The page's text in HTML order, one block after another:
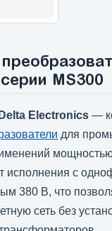
MS300
Delta Electronics—
для
мощностью
исполнения с
380 В, что
сеть без